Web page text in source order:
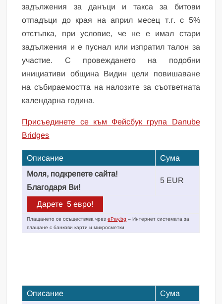
задължения за данъци и такса за битови
отпадъци до края на април месец т.г. с 5%
отстъпка, при условие, че не е имал стари
задължения и е пуснал или изпратил талон за
участие. С провеждането на подобни
инициативи община Видин цели повишаване
на събираемостта на налозите за съответната
календарна година.
Присъединете се към Фейсбук група Danube
Bridges
Описание
Сума
Моля, подкрепете сайта!
Благодаря Ви!
5 EUR
Плащането се осъществява чрезePay.bg – Интернет системата за
плащане с банкови карти и микросметки
Описание
Сума